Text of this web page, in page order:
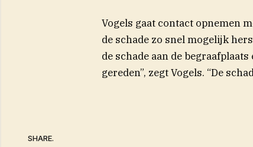
Vogels gaat contact opnemen
de schade zo snel mogelijk
de schade aan de
gereden”, zegt Vogels. “De
SHARE.